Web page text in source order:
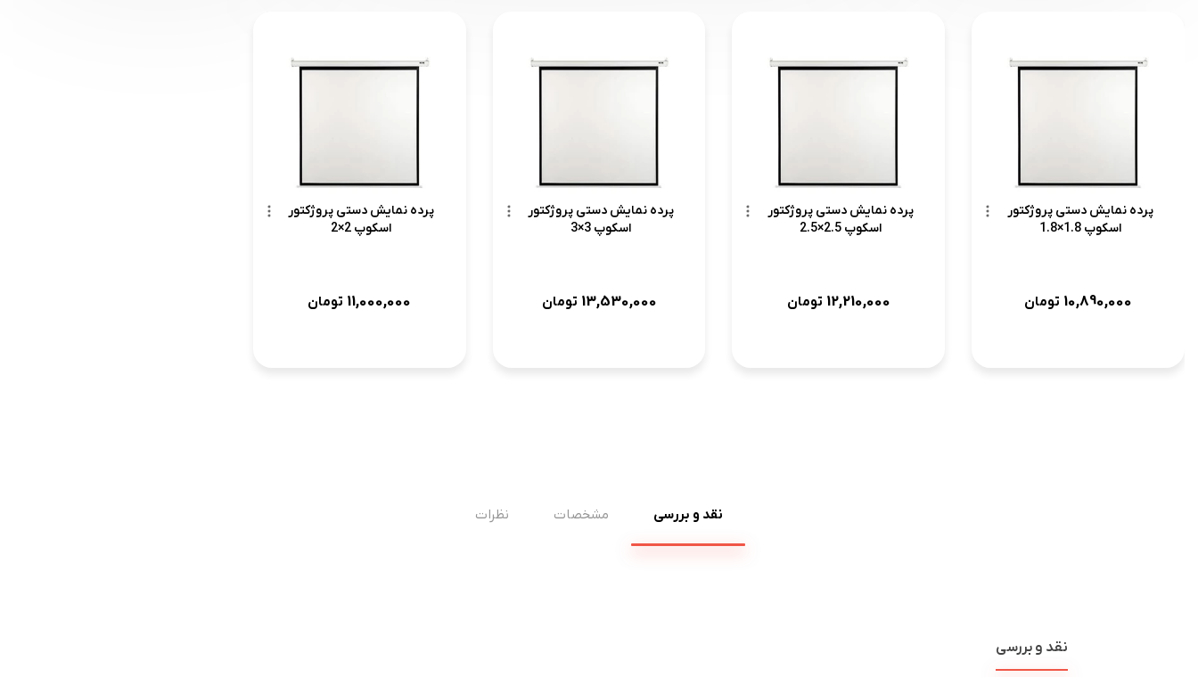
پرده نمایش دستی پروژکتور
اسکوپ 1.8×1.8
10,890,000 تومان
پرده نمایش دستی پروژکتور
اسکوپ 2.5×2.5
12,210,000 تومان
پرده نمایش دستی پروژکتور
اسکوپ 3×3
13,530,000 تومان
پرده نمایش دستی پروژکتور
اسکوپ 2×2
11,000,000 تومان
نقد و بررسی مشخصات نظرات
نقد و بررسی